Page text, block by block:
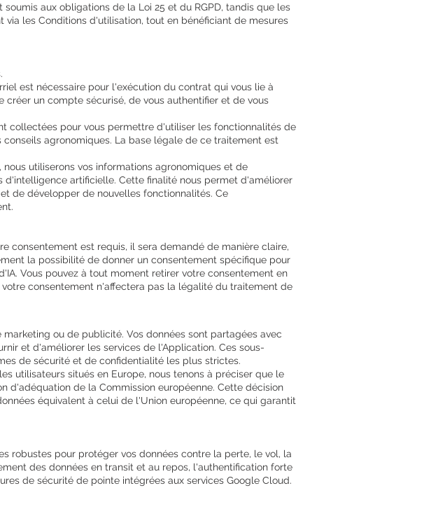
aux obligations de la Loi 25 et du RGPD, tandis que les
les Conditions d'utilisation, tout en bénéficiant de mesures
est nécessaire pour l'exécution du contrat qui vous lie à
un compte sécurisé, de vous authentifier et de vous
collectées pour vous permettre d'utiliser les fonctionnalités de
agronomiques. La base légale de ce traitement est
utiliserons vos informations agronomiques et de
d'intelligence artificielle. Cette finalité nous permet d'améliorer
de développer de nouvelles fonctionnalités. Ce
consentement est requis, il sera demandé de manière claire,
la possibilité de donner un consentement spécifique pour
Vous pouvez à tout moment retirer votre consentement en
consentement n'affectera pas la légalité du traitement de
ou de publicité. Vos données sont partagées avec
et d'améliorer les services de l'Application. Ces sous-
de sécurité et de confidentialité les plus strictes.
utilisateurs situés en Europe, nous tenons à préciser que le
d'adéquation de la Commission européenne. Cette décision
équivalent à celui de l'Union européenne, ce qui garantit
robustes pour protéger vos données contre la perte, le vol, la
des données en transit et au repos, l'authentification forte
de sécurité de pointe intégrées aux services Google Cloud.